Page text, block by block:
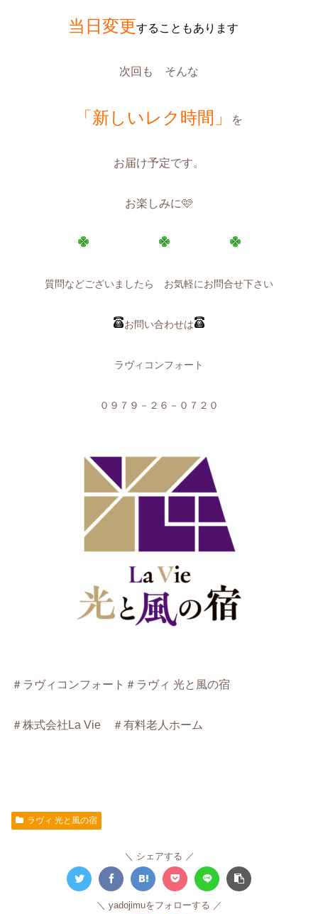
当日変更することもあります
次回も そんな
「新しいレク時間」 を
お届け予定です。
お楽しみに🩷
質問などございましたら お気軽にお問合せ下さい
お問い合わせは
ラヴィコンフォート
０９７９－２６－０７２０
＃ラヴィコンフォート ＃ラヴィ 光と風の宿
＃株式会社La Vie ＃有料老人ホーム
ラヴィ 光と風の宿
シェアする
yadojimuをフォローする